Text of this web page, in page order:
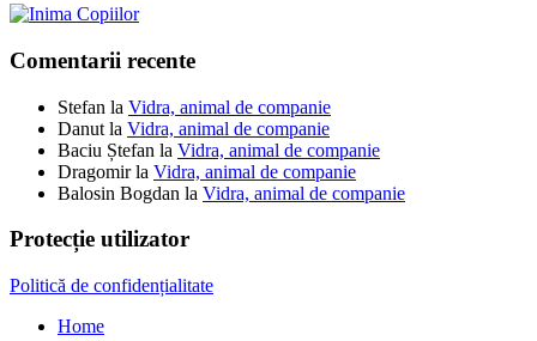
Comentarii recente
Stefan la Vidra, animal de companie
Danut la Vidra, animal de companie
Baciu Ștefan la Vidra, animal de companie
Dragomirla Vidra, animal de companie
Balosin Bogdan la Vidra, animal de companie
Protecție utilizator
Politică de confidențialitate
Home